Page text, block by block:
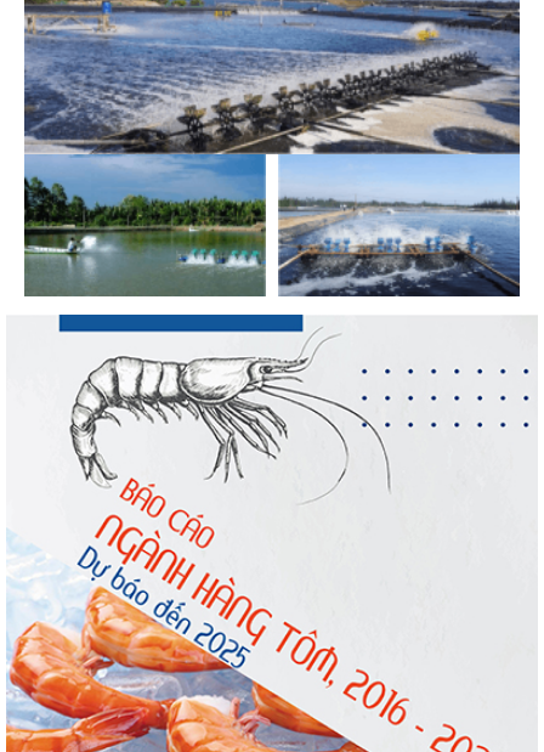
tôm Việt tại thị...
Nguồn cung giảm, giá cá rô phi Trung Quốc
tiếp tục tăng
VASEP chào đón Công ty Cổ phần Thương
mại Sim Ba gia nhập...
Nhập khẩu tôm của Mỹ phục hồi trong
tháng 5/2026
Trung Quốc tăng mạnh nhập khẩu mực,
trong khi nguồn cung...
Điểm tin thủy sản thế giới ngày 3/8/2026